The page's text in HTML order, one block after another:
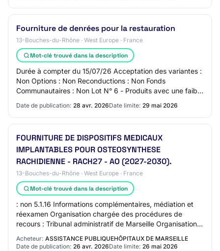
Fourniture de denrées pour la restauration
13-Bouches-du-Rhône · West Europe · France
Mot-clé trouvé dans la description
Durée à compter du 15/07/26 Acceptation des variantes :
Non Options : Non Reconductions : Non Fonds
Communautaires : Non Lot N° 6 - Produits avec une faible
Date de publication: 28 avr. 2026Date limite: 29 mai 2026
FOURNITURE DE DISPOSITIFS MEDICAUX
IMPLANTABLES POUR OSTEOSYNTHESE
RACHIDIENNE - RACH27 - AO (2027-2030).
13-Bouches-du-Rhône · West Europe · France
Mot-clé trouvé dans la description
: non 5.1.16 Informations complémentaires, médiation et
réexamen Organisation chargée des procédures de
recours : Tribunal administratif de Marseille Organisation
qui fournit des précisions concernan…
Acheteur: ASSISTANCE PUBLIQUEHÔPITAUX DE MARSEILLE
Date de publication: 26 avr. 2026Date limite: 26 mai 2026